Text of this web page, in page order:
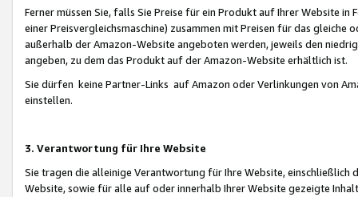
Ferner müssen Sie, falls Sie Preise für ein Produkt auf Ihrer Website
einer Preisvergleichsmaschine) zusammen mit Preisen für das
außerhalb der Amazon-Website angeboten werden, jeweils den
angeben, zu dem das Produkt auf der Amazon-Website erhältlich ist.
Sie dürfen keine Partner-Links auf Amazon oder Verlinkungen von
einstellen.
3. Verantwortung für Ihre Website
Sie tragen die alleinige Verantwortung für Ihre Website,
Website, sowie für alle auf oder innerhalb Ihrer Website gezeigte